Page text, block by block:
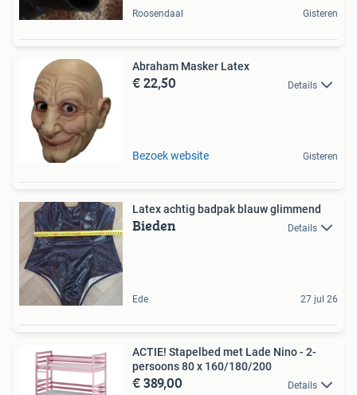
Roosendaal Gisteren
Abraham Masker Latex
€ 22,50 Details
Bezoek website Gisteren
Latex achtig badpak blauw glimmend
Bieden Details
Ede 27 jul 26
ACTIE! Stapelbed met Lade Nino - 2-
persoons 80 x 160/180/200
€ 389,00 Details